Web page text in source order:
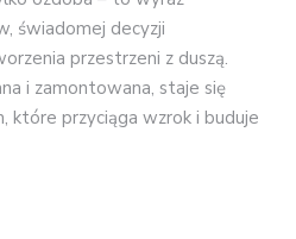
świadomej decyzji
przestrzeni z duszą.
i zamontowana, staje się
które przyciąga wzrok i buduje